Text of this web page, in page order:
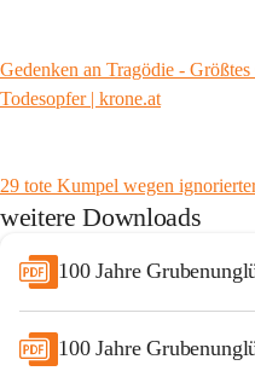
Gedenken an Tragödie -
Todesopfer | krone.at
29 tote Kumpel wegen
weitere Downloads
100 Jahre
100 Jahre